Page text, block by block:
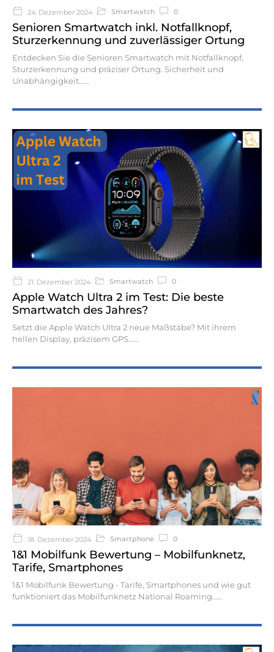
24. Dezember 2024 Smartwatch 0
Senioren Smartwatch inkl. Notfallknopf,
Sturzerkennung und zuverlässiger Ortung
Entdecken Sie die Senioren Smartwatch mit Notfallknopf,
Sturzerkennung und präziser Ortung. Sicherheit und
Unabhängigkeit…
21. Dezember 2024 Smartwatch 0
Apple Watch Ultra 2 im Test: Die beste
Smartwatch des Jahres?
Setzt die Apple Watch Ultra 2 neue Maßstäbe? Mit ihrem
hellen Display, präzisem GPS…
18. Dezember 2024 Smartphone 0
1&1 Mobilfunk Bewertung – Mobilfunknetz,
Tarife, Smartphones
1&1 Mobilfunk Bewertung - Tarife, Smartphones und wie gut
funktioniert das Mobilfunknetz National Roaming…